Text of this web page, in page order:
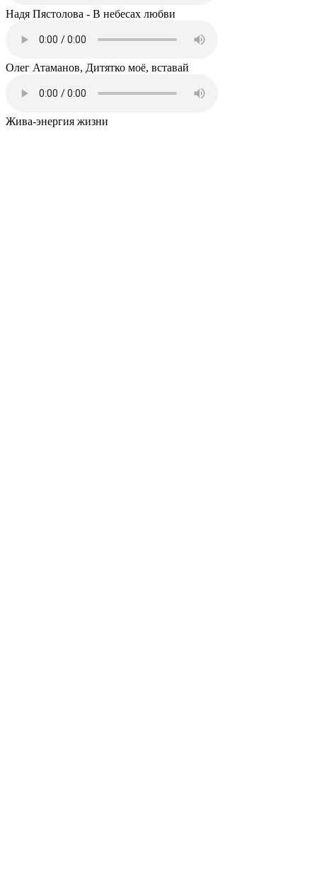
Надя Пястолова - В небесах любви
Олег Атаманов, Дитятко моё, вставай
Жива-энергия жизни